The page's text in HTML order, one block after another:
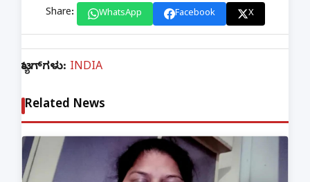
Share: WhatsApp Facebook X
ಟ್ಯಾಗ್‌ಗಳು: INDIA
Related News